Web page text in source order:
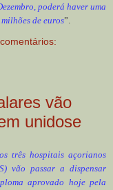
poderá haver uma
de euros”.
vão
unidose
três hospitais açorianos
vão passar a dispensar
aprovado hoje pela